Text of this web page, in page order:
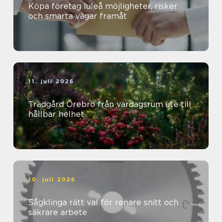
Köpa företag luleå möjligheter, risker
och smarta vägar framåt
11. juli 2026
Trädgård Örebro från vardagsrum ute till
hållbar helhet
10. juli 2026
Sågklinga rätt val för renare snitt och
säkrare arbete